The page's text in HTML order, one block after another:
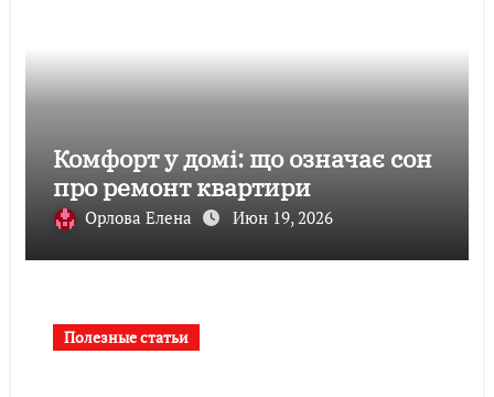
Комфорт у домі: що означає сон
про ремонт квартири
Орлова Елена Июн 19, 2026
Полезные статьи